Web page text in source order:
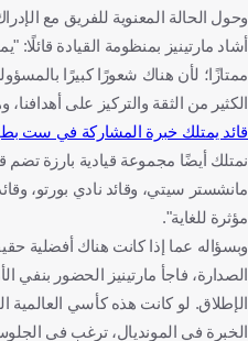
وحول الحالة المعنوية للفريق مع
أشاد مارتينيز بمنظومة القيادة قائلًا:
ممتازًا؛ لأن هناك شعورًا كبيرًا
الكثير من الثقة والتركيز على
قائد يمتلك خبرة المشاركة في ست
نمتلك أيضًا مجموعة قيادية بارزة تضم
مانشستر سيتي، وقائد نادي بورتو،
مؤثرة للغاية".
وبسؤاله عما إذا كانت هناك أفضلية
الصدارة، فاجأ مارتينيز الحضور بنفي
الإطلاق. لو كانت هذه كأسي العالمية
الخبرة في المونديال، ترغب في